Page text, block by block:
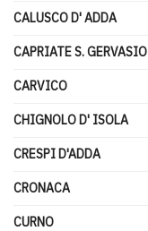
CALUSCO D' ADDA
CAPRIATE S. GERVASIO
CARVICO
CHIGNOLO D' ISOLA
CRESPI D'ADDA
CRONACA
CURNO